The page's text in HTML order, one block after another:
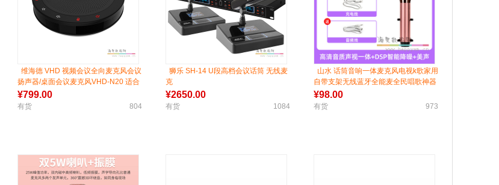
维海德 VHD 视频会议全向麦克风会议
扬声器/桌面会议麦克风VHD-N20 适合
15-30㎡中小型会议室
¥799.00
有货 804
狮乐 SH-14 U段高档会议话筒 无线麦
克
¥2650.00
有货 1084
山水 话筒音响一体麦克风电视k歌家用
自带支架无线蓝牙全能麦全民唱歌神器
手持掌上KTV电脑手机唱吧卡拉ok通
用
¥98.00
有货 973